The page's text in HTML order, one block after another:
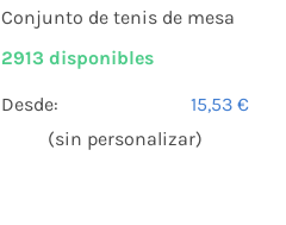
Conjunto de tenis de mesa
2913 disponibles
Desde: 15,53€
(sin personalizar)